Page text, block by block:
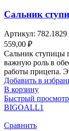
Сальник
Артикул:
559,00 ₽
Сальник ступицы
важную роль в
работы прицепа.
Добавить в
В корзину
Быстрый просмотр
BIGOALL1
Сравнить